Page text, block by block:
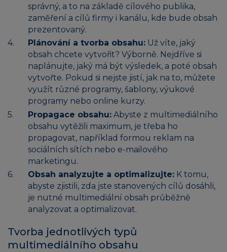
správný, a to na základě cílového publika,
zaměření a cílů firmy i kanálu, kde bude obsah
prezentovaný.
Plánování a tvorba obsahu: Už víte, jaký
obsah chcete vytvořit? Výborně. Nejdříve si
naplánujte, jaký má být výsledek, a poté obsah
vytvořte. Pokud si nejste jistí, jak na to, můžete
využít různé programy, šablony, výukové
programy nebo online kurzy.
Propagace obsahu: Abyste z multimediálního
obsahu vytěžili maximum, je třeba ho
propagovat, například formou reklam na
sociálních sítích nebo e-mailového
marketingu.
Obsah analyzujte a optimalizujte: K tomu,
abyste zjistili, zda jste stanovených cílů dosáhli,
je nutné multimediální obsah průběžně
analyzovat a optimalizovat.
Tvorba jednotlivých typů
multimediálního obsahu